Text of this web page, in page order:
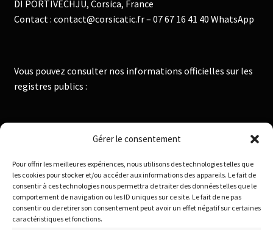
Gérer le consentement
Pour offrir les meilleures expériences, nous utilisons des technologies telles que
les cookies pour stocker et/ou accéder aux informations des appareils. Le fait de
consentir à ces technologies nous permettra de traiter des données telles que le
comportement de navigation ou les ID uniques sur ce site. Le fait de ne pas
consentir ou de retirer son consentement peut avoir un effet négatif sur certaines
caractéristiques et fonctions.
DI PORTIVECHJU, Corsica, France
Contact : contact@corsicatic.fr – 07 67 16 41 40 WhatsApp
Vous pouvez consulter nos informations officielles sur les
registres publics :
Institut National de la Propriété Industrielle :
Infogreffe : https://www.infogreffe.fr
Politique de confidentialité